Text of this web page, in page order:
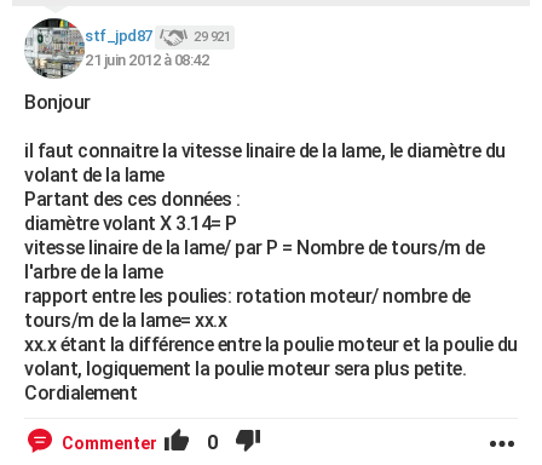
stf_jpd87 29 921
21 juin 2012 à 08:42
Bonjour
il faut connaitre la vitesse linaire de la lame, le diamètre du
volant de la lame
Partant des ces données :
diamètre volant X 3.14= P
vitesse linaire de la lame/ par P = Nombre de tours/m de
l'arbre de la lame
rapport entre les poulies: rotation moteur/ nombre de
tours/m de la lame= xx.x
xx.x étant la différence entre la poulie moteur et la poulie du
volant, logiquement la poulie moteur sera plus petite.
Cordialement
Commenter 0